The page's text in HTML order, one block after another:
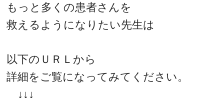
もっと多くの患者さんを
救えるようになりたい先生は
以下のＵＲＬから
詳細をご覧になってみてください。
↓↓↓